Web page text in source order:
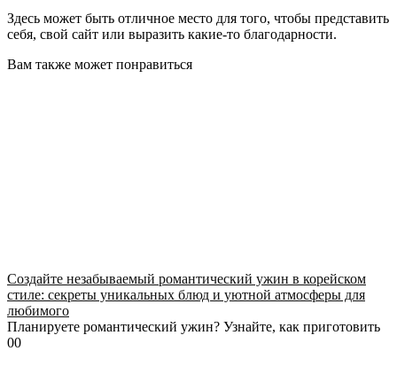
Здесь может быть отличное место для того, чтобы представить
себя, свой сайт или выразить какие-то благодарности.
Вам также может понравиться
Создайте незабываемый романтический ужин в корейском
стиле: секреты уникальных блюд и уютной атмосферы для
любимого
Планируете романтический ужин? Узнайте, как приготовить
00